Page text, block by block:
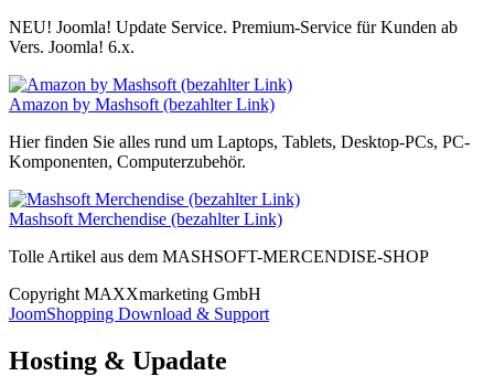
NEU! Joomla! Update Service. Premium-Service für Kunden ab
Vers. Joomla! 6.x.
Amazon by Mashsoft (bezahlter Link)
Hier finden Sie alles rund um Laptops, Tablets, Desktop-PCs, PC-
Komponenten, Computerzubehör.
Mashsoft Merchendise (bezahlter Link)
Tolle Artikel aus dem MASHSOFT-MERCENDISE-SHOP
Copyright MAXXmarketing GmbH
JoomShopping Download & Support
Hosting & Upadate